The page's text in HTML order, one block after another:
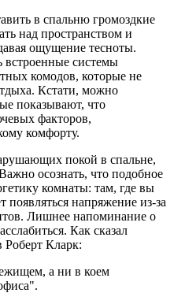
в спальню громоздкие
над пространством и
ощущение тесноты.
встроенные системы
комодов, которые не
Кстати, можно
показывают, что
факторов,
комфорту.
покой в спальне,
осознать, что подобное
комнаты: там, где вы
появляться напряжение из-за
Лишнее напоминание о
Как сказал
Роберт Кларк:
а ни в коем